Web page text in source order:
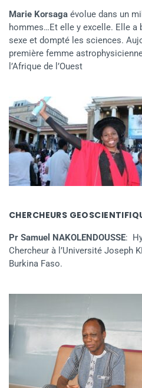
Marie Korsaga évolue dans un
hommes…Et elle y excelle. Elle
sexe et dompté les sciences.
première femme
l’Afrique de l’Ouest
CHERCHEURS
Pr Samuel NAKOLENDOUSSE:
Chercheur à l’Université Joseph
Burkina Faso.